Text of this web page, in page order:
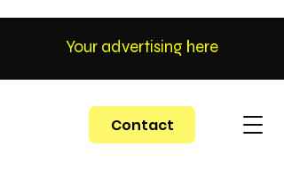
Contact
Your advertising here